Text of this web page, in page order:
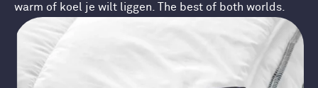
warm of koel je wilt liggen. The best of both worlds.